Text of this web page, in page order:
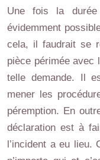
Une fois la
évidemment
cela, il faudrait se
pièce périmée avec
telle demande. Il
mener les
péremption. En
déclaration est à
l’incident a eu lieu.